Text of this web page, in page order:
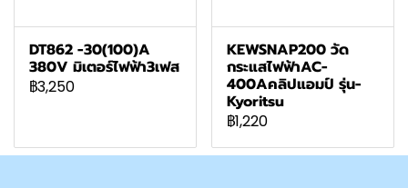
DT862 -30(100)A
380V มิเตอร์ไฟฟ้า3เฟส
฿3,250
KEWSNAP200 วัด
กระแสไฟฟ้าAC-
400Aคลิปแอมป์ รุ่น-
Kyoritsu
฿1,220